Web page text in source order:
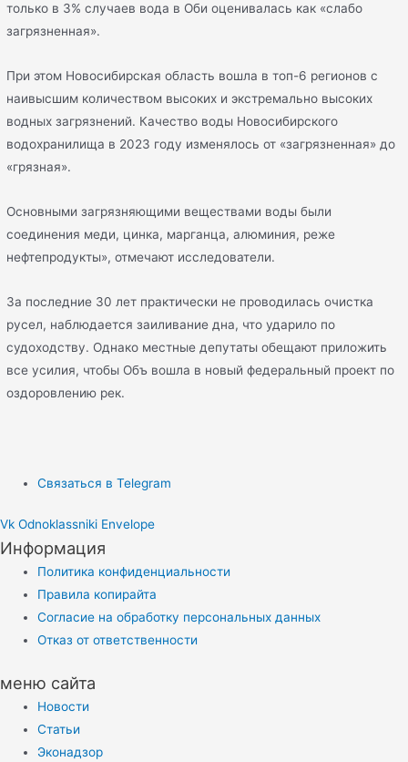
только в 3% случаев вода в Оби оценивалась как «слабо
загрязненная».
При этом Новосибирская область вошла в топ-6 регионов с
наивысшим количеством высоких и экстремально высоких
водных загрязнений. Качество воды Новосибирского
водохранилища в 2023 году изменялось от «загрязненная» до
«грязная».
Основными загрязняющими веществами воды были
соединения меди, цинка, марганца, алюминия, реже
нефтепродукты», отмечают исследователи.
За последние 30 лет практически не проводилась очистка
русел, наблюдается заиливание дна, что ударило по
судоходству. Однако местные депутаты обещают приложить
все усилия, чтобы Объ вошла в новый федеральный проект по
оздоровлению рек.
Связаться в Telegram
Vk Odnoklassniki Envelope
Информация
Политика конфиденциальности
Правила копирайта
Согласие на обработку персональных данных
Отказ от ответственности
меню сайта
Новости
Статьи
Эконадзор